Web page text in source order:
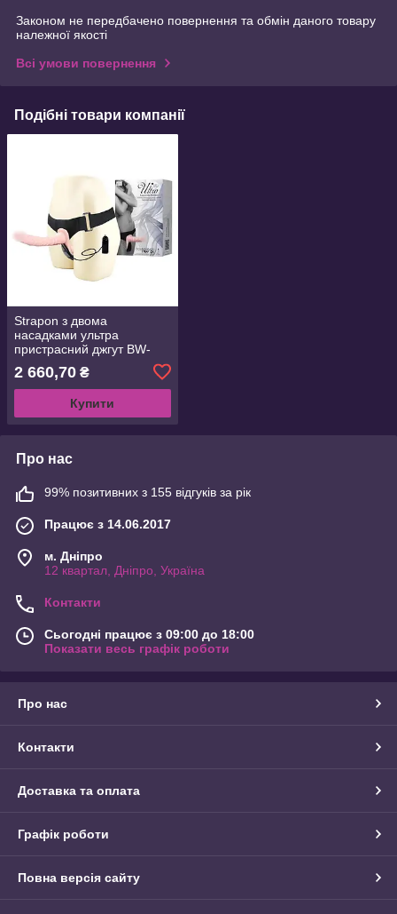
Законом не передбачено повернення та обмін даного товару
належної якості
Всі умови повернення
Подібні товари компанії
Strapon з двома
насадками ультра
пристрасний джгут BW-
2 660,70 ₴
Купити
Про нас
99% позитивних з 155 відгуків за рік
Працює з 14.06.2017
м. Дніпро
12 квартал, Дніпро, Україна
Контакти
Сьогодні працює з 09:00 до 18:00
Показати весь графік роботи
Про нас
Контакти
Доставка та оплата
Графік роботи
Повна версія сайту